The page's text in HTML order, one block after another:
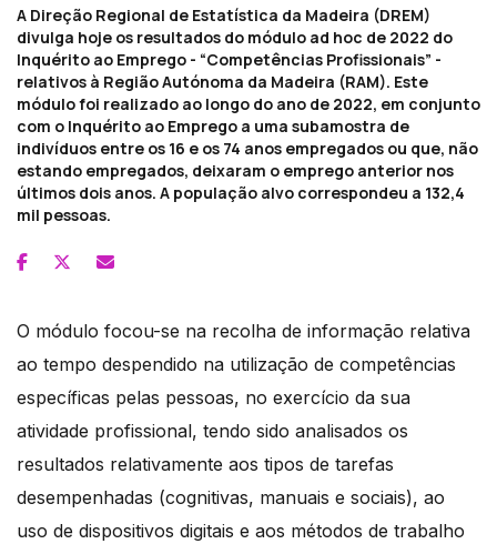
A Direção Regional de Estatística da Madeira (DREM)
divulga hoje os resultados do módulo ad hoc de 2022 do
Inquérito ao Emprego - “Competências Profissionais” -
relativos à Região Autónoma da Madeira (RAM). Este
módulo foi realizado ao longo do ano de 2022, em conjunto
com o Inquérito ao Emprego a uma subamostra de
indivíduos entre os 16 e os 74 anos empregados ou que, não
estando empregados, deixaram o emprego anterior nos
últimos dois anos. A população alvo correspondeu a 132,4
mil pessoas.
O módulo focou-se na recolha de informação relativa
ao tempo despendido na utilização de competências
específicas pelas pessoas, no exercício da sua
atividade profissional, tendo sido analisados os
resultados relativamente aos tipos de tarefas
desempenhadas (cognitivas, manuais e sociais), ao
uso de dispositivos digitais e aos métodos de trabalho